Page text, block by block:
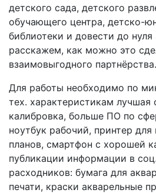
детского сада, детского
обучающего центра, детско-
библиотеки и довести до нуля
расскажем, как можно это
взаимовыгодного партнёрства.
Для работы необходимо по
тех. характеристикам лучшая
калибровка, больше ПО по
ноутбук рабочий, принтер
планов, смартфон с хорошей
публикации информации в
расходников: бумага для
печати, краски акварельные